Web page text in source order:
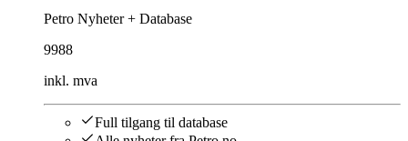
Petro Nyheter + Database
9988
inkl. mva
Full tilgang til database